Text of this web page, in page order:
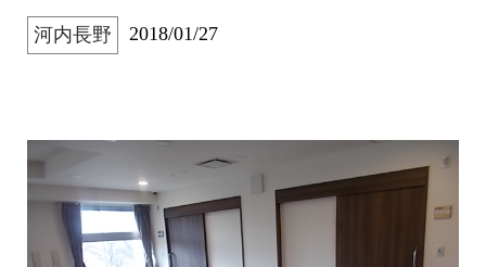
河内長野 2018/01/27